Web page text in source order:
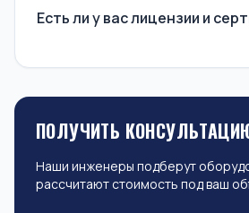
Есть ли у вас лицензии и
ПОЛУЧИТЬ
Наши инженеры подберут
рассчитают стоимость под ваш